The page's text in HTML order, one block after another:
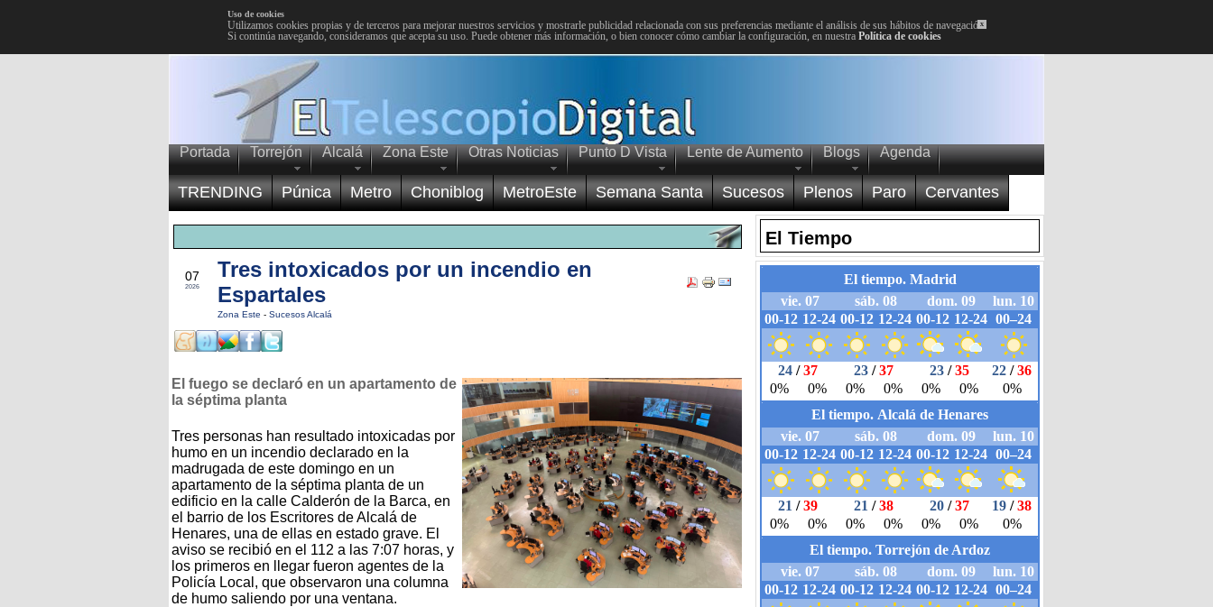
x
Uso de cookies
Utilizamos cookies propias y de terceros para mejorar nuestros servicios y mostrarle publicidad relacionada con sus preferencias mediante el análisis de sus hábitos de navegación.
Si continúa navegando, consideramos que acepta su uso. Puede obtener más información, o bien conocer cómo cambiar la configuración, en nuestra Política de cookies
Portada Torrejón Alcalá Zona Este Otras Noticias Punto D Vista Lente de Aumento Blogs Agenda
TRENDING Púnica Metro Choniblog MetroEste Semana Santa Sucesos Plenos Paro Cervantes
07
2026
Tres intoxicados por un incendio en
Espartales
Zona Este - Sucesos Alcalá
El fuego se declaró en un apartamento de
la séptima planta
Tres personas han resultado intoxicadas por
humo en un incendio declarado en la
madrugada de este domingo en un
apartamento de la séptima planta de un
edificio en la calle Calderón de la Barca, en
el barrio de los Escritores de Alcalá de
Henares, una de ellas en estado grave. El
aviso se recibió en el 112 a las 7:07 horas, y
los primeros en llegar fueron agentes de la
Policía Local, que observaron una columna
de humo saliendo por una ventana.
El Tiempo